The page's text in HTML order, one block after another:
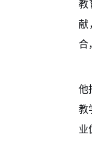
教
献
合
他
教
业